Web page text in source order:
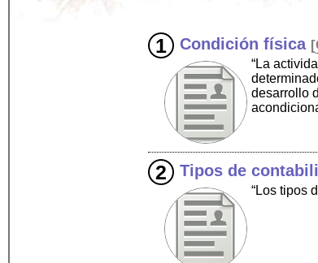
Condición física [
“La
desarrollo
Tipos de
“Los tipos